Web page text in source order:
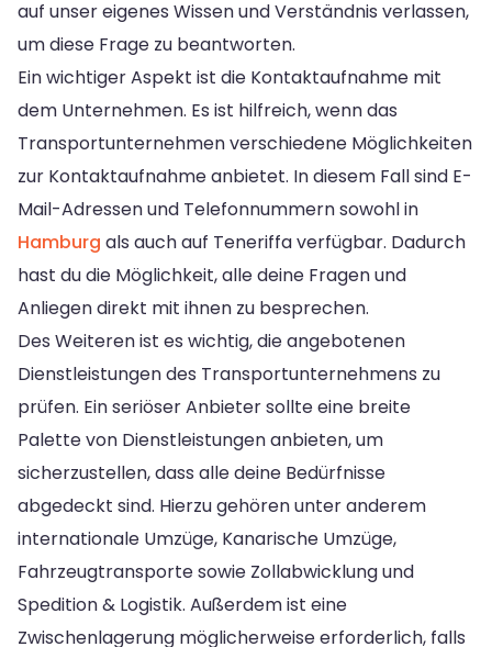
auf unser eigenes Wissen und Verständnis verlassen,
um diese Frage zu beantworten.
Ein wichtiger Aspekt ist die Kontaktaufnahme mit
dem Unternehmen. Es ist hilfreich, wenn das
Transportunternehmen verschiedene Möglichkeiten
zur Kontaktaufnahme anbietet. In diesem Fall sind E-
Mail-Adressen und Telefonnummern sowohl in
Hamburg als auch auf Teneriffa verfügbar. Dadurch
hast du die Möglichkeit, alle deine Fragen und
Anliegen direkt mit ihnen zu besprechen.
Des Weiteren ist es wichtig, die angebotenen
Dienstleistungen des Transportunternehmens zu
prüfen. Ein seriöser Anbieter sollte eine breite
Palette von Dienstleistungen anbieten, um
sicherzustellen, dass alle deine Bedürfnisse
abgedeckt sind. Hierzu gehören unter anderem
internationale Umzüge, Kanarische Umzüge,
Fahrzeugtransporte sowie Zollabwicklung und
Spedition & Logistik. Außerdem ist eine
Zwischenlagerung möglicherweise erforderlich, falls